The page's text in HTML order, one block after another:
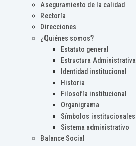
Aseguramiento de la calidad
Rectoría
Direcciones
¿Quiénes somos?
Estatuto general
Estructura Administrativa
Identidad institucional
Historia
Filosofía institucional
Organigrama
Símbolos institucionales
Sistema administrativo
Balance Social